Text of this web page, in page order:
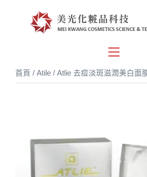
Toggle
首頁 / Atile / Atlie 去痘淡斑滋潤美白面